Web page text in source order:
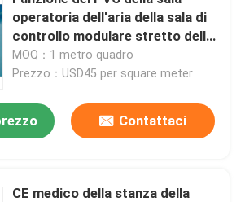
della parete
di acciaio inossidabile
di acciaio inossidabile
operatoria dell'aria della sala di
controllo modulare stretto dello
SpA multi
MOQ：1 metro quadro
Prezzo：USD45 per square meter
Contattaci
CE medico della stanza della